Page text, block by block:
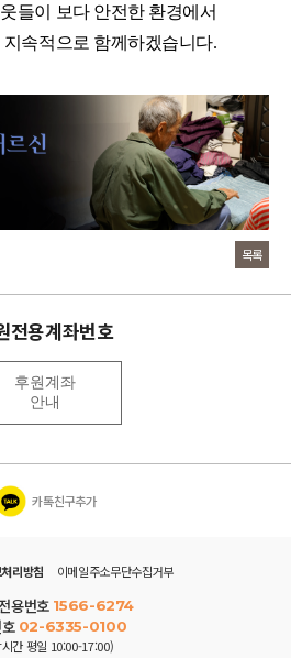
들이 보다 안전한 환경에서
속적으로 함께하겠습니다.
목록
전용계좌번호
후원계좌
안내
카톡친구추가
리방침 이메일주소무단수집거부
용번호 1566-6274
02-6335-0100
시간 평일 10:00-17:00)